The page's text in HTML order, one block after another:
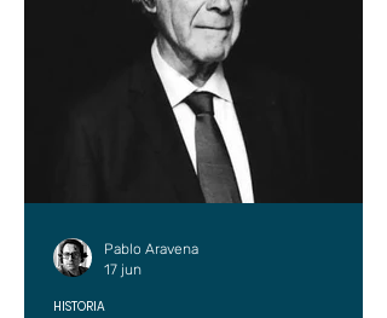
HISTORIA
Pablo Aravena
17 jun